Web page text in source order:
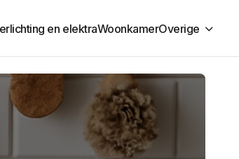
en elektraWoonkamerOverige